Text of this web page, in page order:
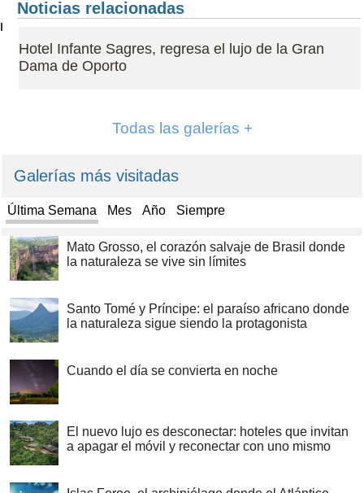
Noticias relacionadas
Hotel Infante Sagres, regresa el lujo de la Gran
Dama de Oporto
Todas las galerías +
Galerías más visitadas
Última Semana Mes Año Siempre
Mato Grosso, el corazón salvaje de Brasil donde
la naturaleza se vive sin límites
Santo Tomé y Príncipe: el paraíso africano donde
la naturaleza sigue siendo la protagonista
Cuando el día se convierta en noche
El nuevo lujo es desconectar: hoteles que invitan
a apagar el móvil y reconectar con uno mismo